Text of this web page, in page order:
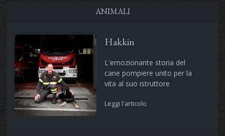
ANIMALI
Hakkin
L'emozionante storia del
cane pompiere unito per la
vita al suo istruttore
Leggi l'articolo